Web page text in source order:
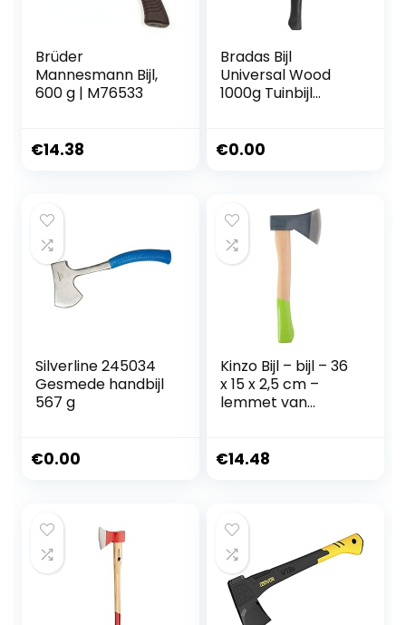
Brüder
Mannesmann Bijl,
600 g | M76533
€14.38
Bradas Bijl
Universal Wood
1000g Tuinbijl
€0.00
Silverline 245034
Gesmede handbijl
567 g
€0.00
Kinzo Bijl – bijl – 36
x 15 x 2,5 cm –
lemmet van
splijten van hout –
€14.48